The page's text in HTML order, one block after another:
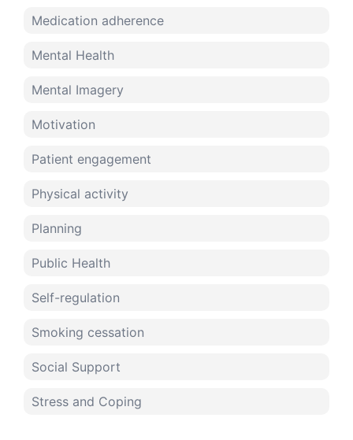
Medication adherence
Mental Health
Mental Imagery
Motivation
Patient engagement
Physical activity
Planning
Public Health
Self-regulation
Smoking cessation
Social Support
Stress and Coping